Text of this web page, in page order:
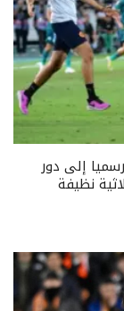
إلى دور
نظيفة